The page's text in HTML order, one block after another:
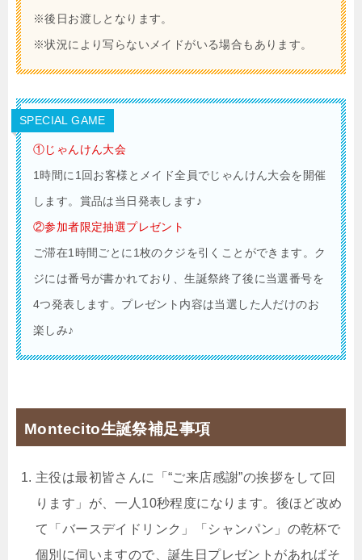
※後日お渡しとなります。
※状況により写らないメイドがいる場合もあります。
SPECIAL GAME
①じゃんけん大会
1時間に1回お客様とメイド全員でじゃんけん大会を開催
します。賞品は当日発表します♪
②参加者限定抽選プレゼント
ご滞在1時間ごとに1枚のクジを引くことができます。ク
ジには番号が書かれており、生誕祭終了後に当選番号を
4つ発表します。プレゼント内容は当選した人だけのお
楽しみ♪
Montecito生誕祭補足事項
主役は最初皆さんに「“ご来店感謝”の挨拶をして回
ります」が、一人10秒程度になります。後ほど改め
て「バースデイドリンク」「シャンパン」の乾杯で
個別に伺いますので、誕生日プレゼントがあればそ